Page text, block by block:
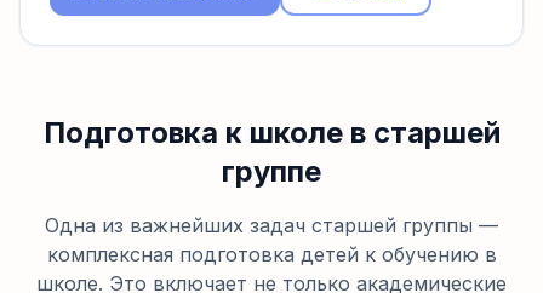
Подготовка к школе в старшей
группе
Одна из важнейших задач старшей группы —
комплексная подготовка детей к обучению в
школе. Это включает не только академические